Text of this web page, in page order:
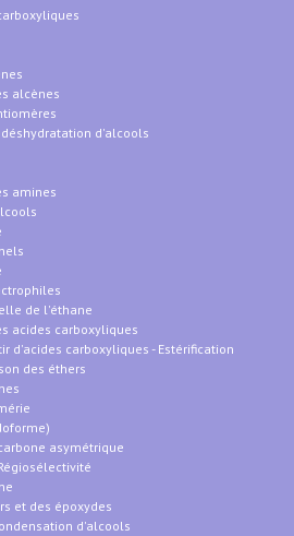
alcènes
d'alcools
amines
de l'éthane
acides carboxyliques
d'acides carboxyliques - Estérification
des éthers
asymétrique
et des époxydes
d'alcools